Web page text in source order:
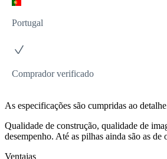
Portugal
Comprador verificado
As especificações são cumpridas ao
Qualidade de construção, qualidade de
desempenho. Até as pilhas ainda são as de
Ventajas